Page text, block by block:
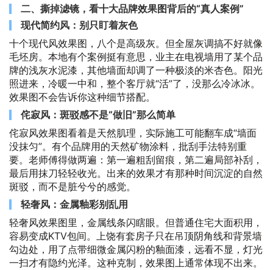
二、撕掉滤镜，看十大品牌效果图背后的“真人案例”
现代简约风：别只盯着灰色
十个现代风效果图，八个是高级灰。但全屋灰调搞不好就像
毛坯房。本地有个案例挺有意思，业主在电视墙用了某个品
牌的浅灰水泥漆，其他墙面却调了一种极淡的米杏色。阳光
照进来，冷暖一中和，整个客厅就“活”了，没那么冷冰冰。
效果图不会告诉你这种细节搭配。
侘寂风：斑驳感不是“做旧”那么简单
侘寂风效果图看着是天然肌理，实际施工可能翻车成“墙面
没抹匀”。有个品牌用的天然矿物涂料，批刮手法特别重
要。老师傅得做两遍：第一遍粗刮留痕，第二遍局部补刮，
最后用抹刀轻轻收光。出来的效果才有那种时间沉淀的自然
斑驳，而不是脏兮兮的感觉。
轻奢风：金属釉彩别乱用
轻奢风效果图里，金属线条闪瞎眼。但普通住宅大面积用，
容易变成KTV包间。上饶有套房子只在吊顶阴角线和背景墙
勾边处，用了点带细微金属闪粉的釉面漆，远看不显，灯光
一扫才有隐约光泽。这种克制，效果图上通常体现不出来。